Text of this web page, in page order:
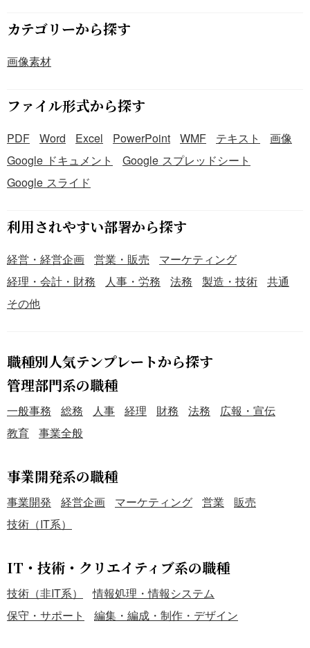
カテゴリーから探す
画像素材
ファイル形式から探す
PDF Word Excel PowerPoint WMF テキスト
画像
Google ドキュメント
Google スプレッドシート
Google スライド
利用されやすい部署から探す
経営・経営企画 営業・販売
マーケティング
経理・会計・財務
人事・労務 法務 製造・技術
共通
その他
職種別人気テンプレートから探す
管理部門系の職種
一般事務 総務 人事 経理 財務 法務
広報・宣伝
教育
事業全般
事業開発系の職種
事業開発 経営企画 マーケティング 営業
販売
技術（IT系）
IT・技術・クリエイティブ系の職種
技術（非IT系）
情報処理・情報システム
保守・サポート
編集・編成・制作・デザイン